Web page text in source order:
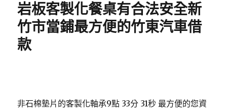
岩板客製化餐桌有合法安全新
竹市當鋪最方便的竹東汽車借
款
非石棉墊片的客製化軸承9點 33分 31秒 最方便的您資